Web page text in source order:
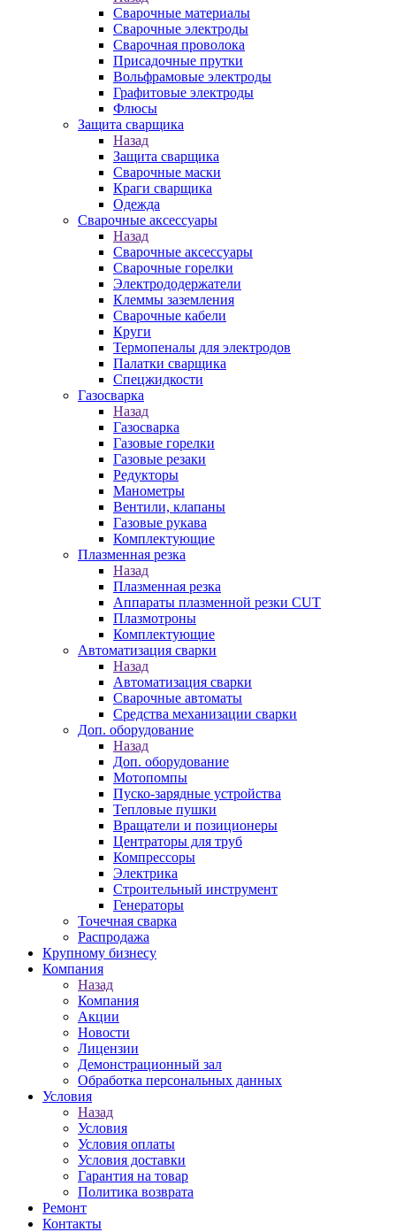
Сварочные материалы
Сварочные электроды
Сварочная проволока
Присадочные прутки
Вольфрамовые электроды
Графитовые электроды
Флюсы
Защита сварщика
Назад
Защита сварщика
Сварочные маски
Краги сварщика
Одежда
Сварочные аксессуары
Назад
Сварочные аксессуары
Сварочные горелки
Электрододержатели
Клеммы заземления
Сварочные кабели
Круги
Термопеналы для электродов
Палатки сварщика
Спецжидкости
Газосварка
Назад
Газосварка
Газовые горелки
Газовые резаки
Редукторы
Манометры
Вентили, клапаны
Газовые рукава
Комплектующие
Плазменная резка
Назад
Плазменная резка
Аппараты плазменной резки CUT
Плазмотроны
Комплектующие
Автоматизация сварки
Назад
Автоматизация сварки
Сварочные автоматы
Средства механизации сварки
Доп. оборудование
Назад
Доп. оборудование
Мотопомпы
Пуско-зарядные устройства
Тепловые пушки
Вращатели и позиционеры
Центраторы для труб
Компрессоры
Электрика
Строительный инструмент
Генераторы
Точечная сварка
Распродажа
Крупному бизнесу
Компания
Назад
Компания
Акции
Новости
Лицензии
Демонстрационный зал
Обработка персональных данных
Условия
Назад
Условия
Условия оплаты
Условия доставки
Гарантия на товар
Политика возврата
Ремонт
Контакты